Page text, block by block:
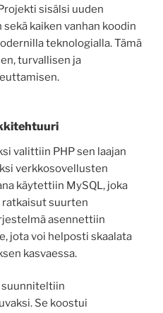
sisälsi uuden
kaiken vanhan koodin
teknologialla. Tämä
turvallisen ja
valittiin PHP sen laajan
verkkosovellusten
käytettiin MySQL, joka
ratkaisut suurten
asennettiin
jota voi helposti skaalata
kasvaessa.
Se koostui